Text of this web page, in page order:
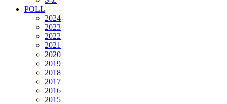
POLL
2024
2023
2022
2021
2020
2019
2018
2017
2016
2015